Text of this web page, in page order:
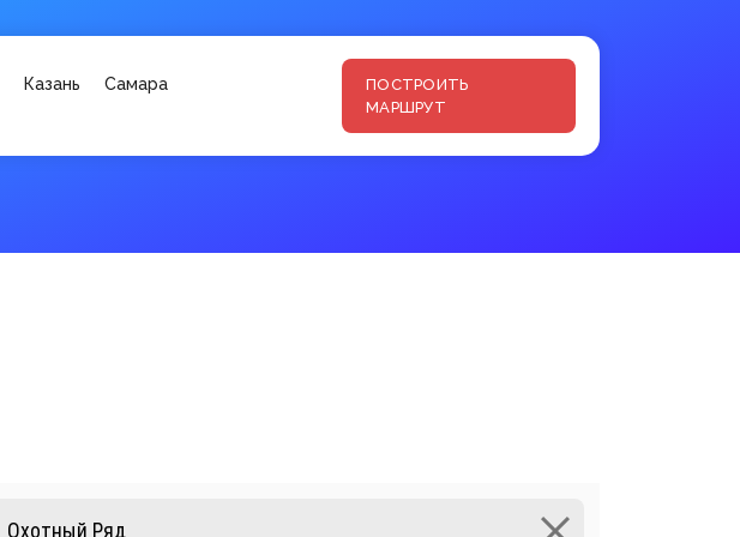
Казань Самара
ПОСТРОИТЬ
МАРШРУТ